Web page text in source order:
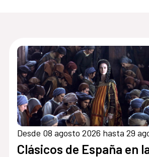
Desde 08 agosto 2026 hasta 29
Clásicos de España en